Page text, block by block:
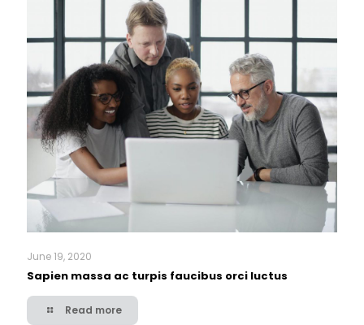
June 19, 2020
Sapien massa ac turpis faucibus orci luctus
Read more